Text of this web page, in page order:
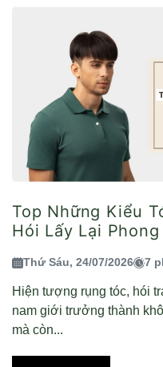
Top Những Kiểu
Hói Lấy Lại
Thứ Sáu, 24/07/2026 7
Hiện tượng rụng tóc, hói
nam giới trưởng thành
mà còn...